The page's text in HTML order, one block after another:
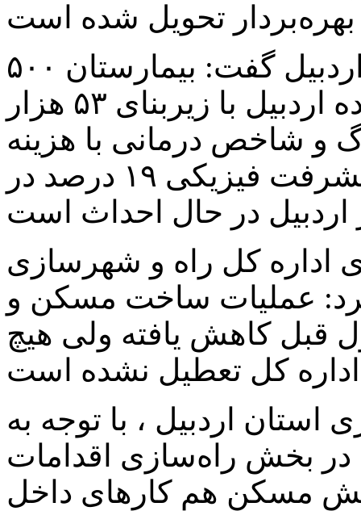
مدیرکل راه و شهرسازی استان اردبیل گفت: بیمارستان ۵۰۰
تختخوابی مرحوم علی نجف‌زاده اردبیل با زیربنای ۵۳ هزار
و شاخص درمانی با هزینه
یک هزار و ۵۲۰ میلیارد ریال و با پیشرفت فیزیکی ۱۹ درصد در
کل راه و شهرسازی
عملیات ساخت مسکن و
قبل کاهش یافته ولی هیچ
اردبیل ، با توجه به
در بخش راه‌سازی اقدامات
مسکن هم کارهای داخل